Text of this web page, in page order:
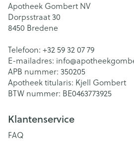
Apotheek Gombert NV
Dorpsstraat 30
8450 Bredene
Telefoon: +32 59 32 07 79
E-mailadres: info@
APB nummer: 350205
Apotheek titularis: Kjell Gombert
BTW nummer: BE0463773925
Klantenservice
FAQ